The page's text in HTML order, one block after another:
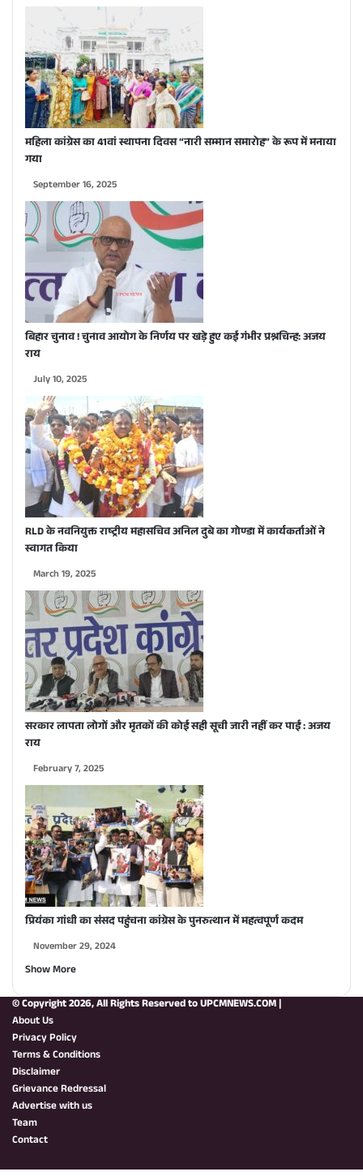
महिला कांग्रेस का 41वां स्थापना दिवस “नारी सम्मान समारोह” के रूप में मनाया
गया
September 16, 2025
बिहार चुनाव ! चुनाव आयोग के निर्णय पर खड़े हुए कई गंभीर प्रश्नचिन्ह: अजय
राय
July 10, 2025
RLD के नवनियुक्त राष्ट्रीय महासचिव अनिल दुबे का गोण्डा में कार्यकर्ताओं ने
स्वागत किया
March 19, 2025
सरकार लापता लोगों और मृतकों की कोई सही सूची जारी नहीं कर पाई : अजय
राय
February 7, 2025
प्रियंका गांधी का संसद पहुंचना कांग्रेस के पुनरुत्थान में महत्वपूर्ण कदम
November 29, 2024
Show More
© Copyright 2026, All Rights Reserved toUPCMNEWS.COM|
About Us
Privacy Policy
Terms & Conditions
Disclaimer
Grievance Redressal
Advertise with us
Team
Contact